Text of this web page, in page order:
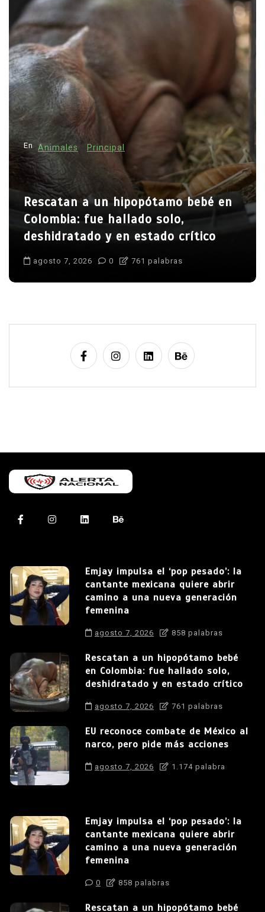
En Animales Principal
Rescatan a un hipopótamo bebé en
Colombia: fue hallado solo,
deshidratado y en estado crítico
agosto 7, 2026 0 761 palabras
Emjay impulsa el ‘pop pesado’: la
cantante mexicana quiere abrir
camino a una nueva generación
femenina
agosto 7, 2026 858 palabras
Rescatan a un hipopótamo bebé
en Colombia: fue hallado solo,
deshidratado y en estado crítico
agosto 7, 2026 761 palabras
EU reconoce combate de México al
narco, pero pide más acciones
agosto 7, 2026 1.174 palabra
Emjay impulsa el ‘pop pesado’: la
cantante mexicana quiere abrir
camino a una nueva generación
femenina
0 858 palabras
Rescatan a un hipopótamo bebé